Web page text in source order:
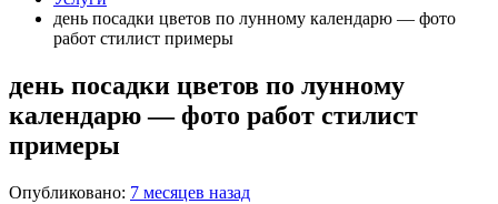
день посадки цветов по лунному календарю — фото
работ стилист примеры
день посадки цветов по лунному
календарю — фото работ стилист
примеры
Опубликовано: 7 месяцев назад